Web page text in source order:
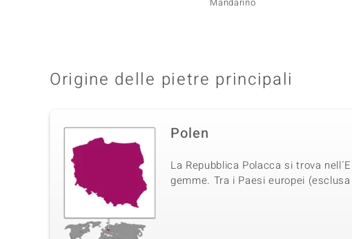
Origine delle pietre principali
Polen
La Repubblica Polacca si trova
gemme. Tra i Paesi europei